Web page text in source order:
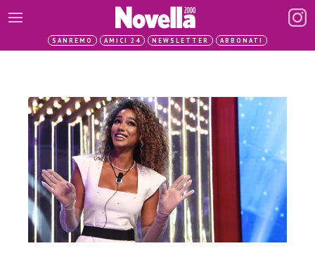
SANREMO AMICI 24 NEWSLETTER ABBONATI